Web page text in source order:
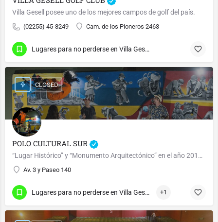
Villa Gesell posee uno de los mejores campos de golf del país.
(02255) 45-8249 Cam. de los Pioneros 2463
Lugares para no perderse en Villa Gesell
POLO CULTURAL SUR
“Lugar Histórico” y “Monumento Arquitectónico” en el año 2018 por Ordenanza 2820.
Av. 3 y Paseo 140
CLOSED
Lugares para no perderse en Villa Gesell +1